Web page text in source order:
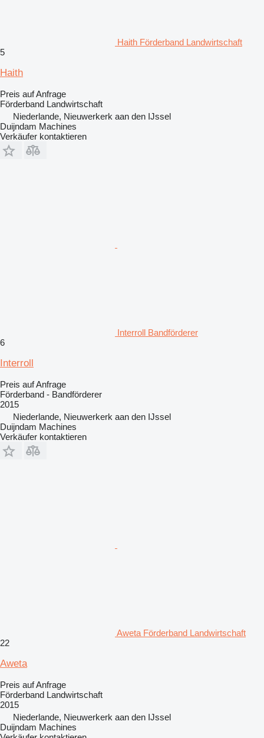
Haith Förderband Landwirtschaft
5
Haith
Preis auf Anfrage
Förderband Landwirtschaft
Niederlande, Nieuwerkerk aan den IJssel
Duijndam Machines
Verkäufer kontaktieren
Interroll Bandförderer
6
Interroll
Preis auf Anfrage
Förderband - Bandförderer
2015
Niederlande, Nieuwerkerk aan den IJssel
Duijndam Machines
Verkäufer kontaktieren
Aweta Förderband Landwirtschaft
22
Aweta
Preis auf Anfrage
Förderband Landwirtschaft
2015
Niederlande, Nieuwerkerk aan den IJssel
Duijndam Machines